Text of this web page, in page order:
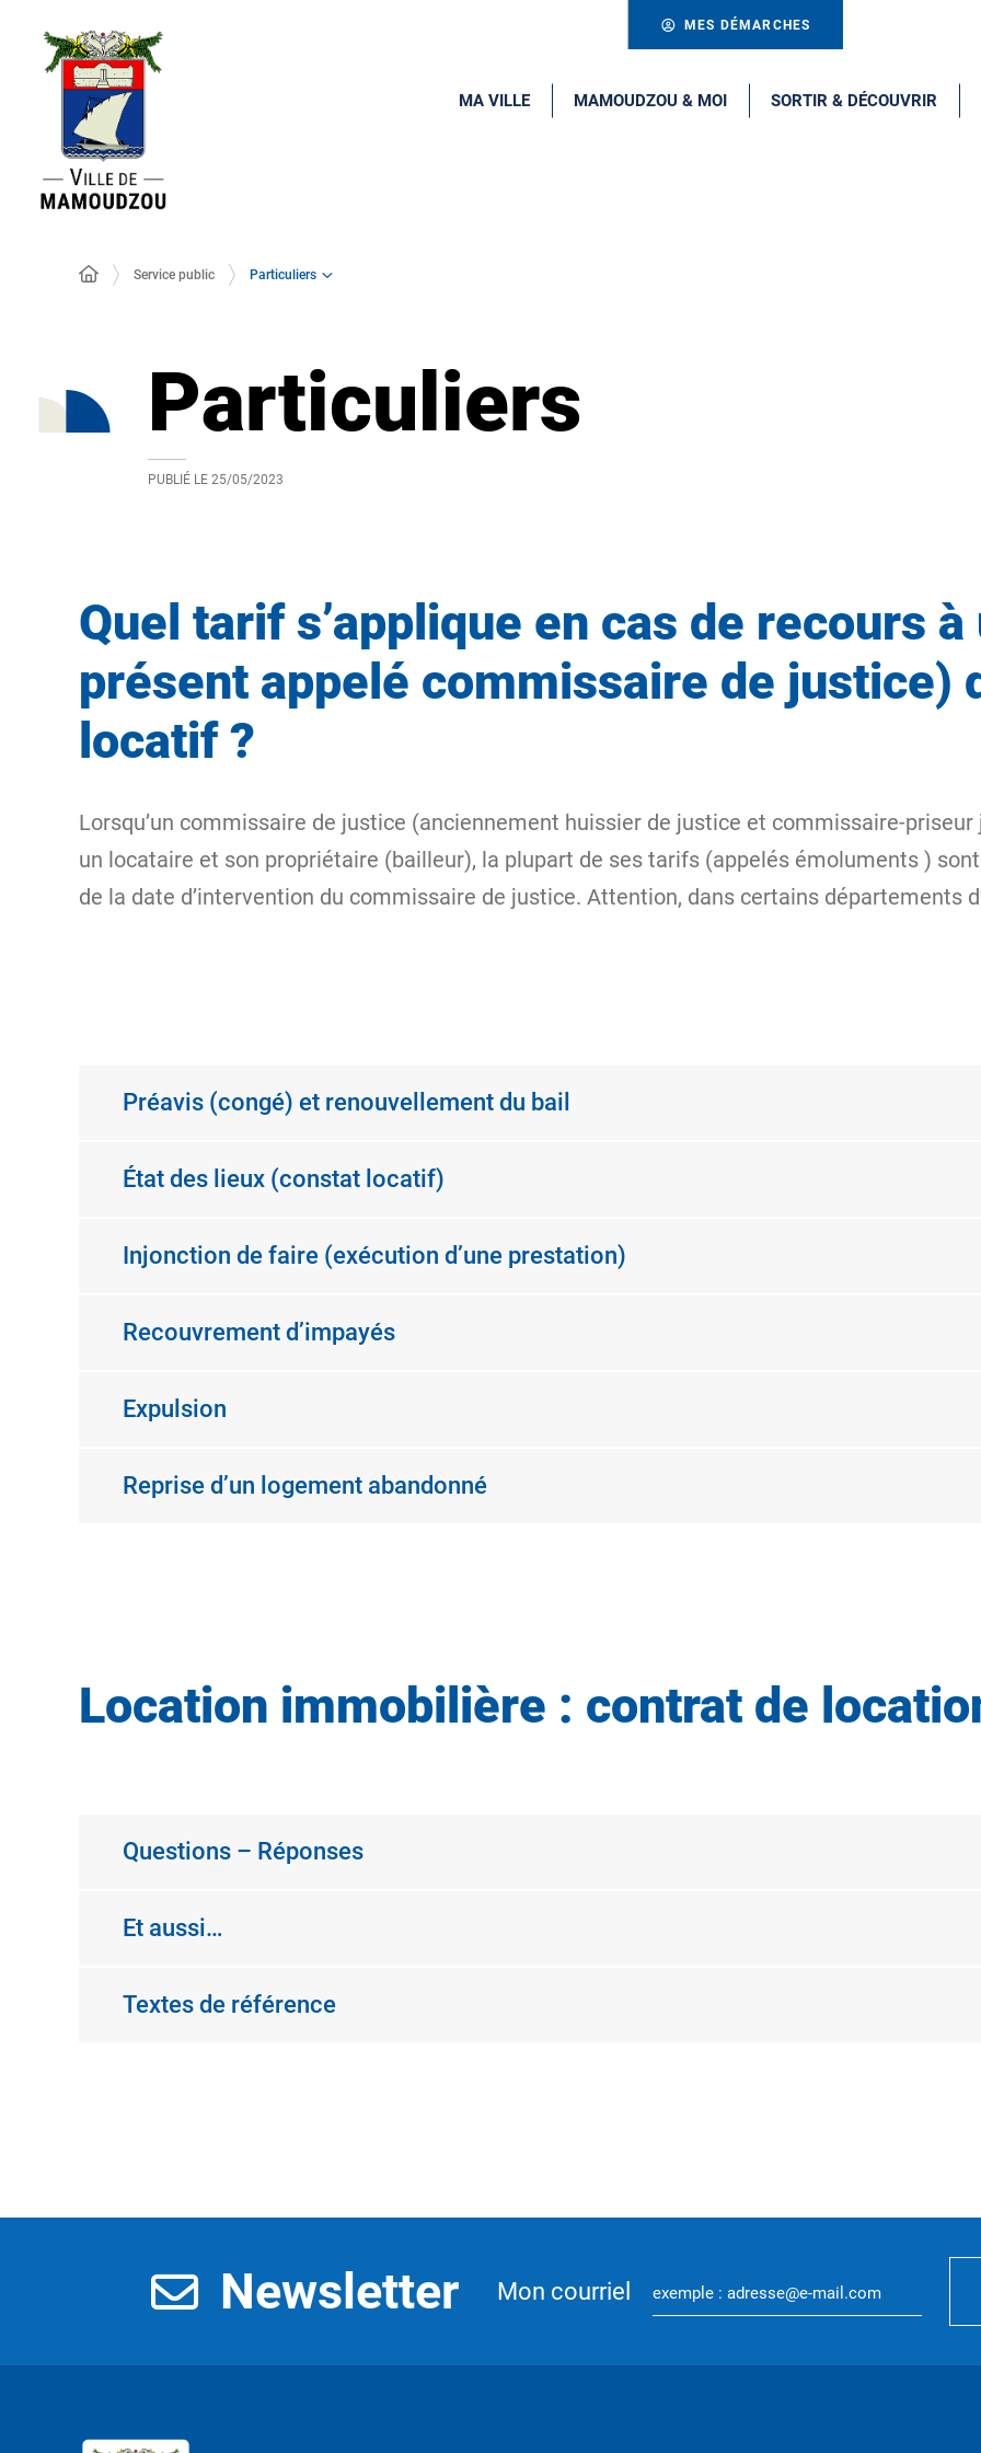
MES DÉMARCHES
MA VILLE MAMOUDZOU & MOI SORTIR & DÉCOUVRIR
Service public Particuliers
Particuliers
PUBLIÉ LE 25/05/2023
Quel tarif s’applique en cas de recours
présent appelé commissaire de justice)
locatif ?
Lorsqu’un commissaire de justice (anciennement huissier de justice et commissaire-
un locataire et son propriétaire (bailleur), la plupart de ses tarifs (appelés émoluments )
de la date d’intervention du commissaire de justice. Attention, dans certains départements
Préavis (congé) et renouvellement du bail
État des lieux (constat locatif)
Injonction de faire (exécution d’une prestation)
Recouvrement d’impayés
Expulsion
Reprise d’un logement abandonné
Location immobilière : contrat de
Questions – Réponses
Et aussi…
Textes de référence
Newsletter Mon courriel